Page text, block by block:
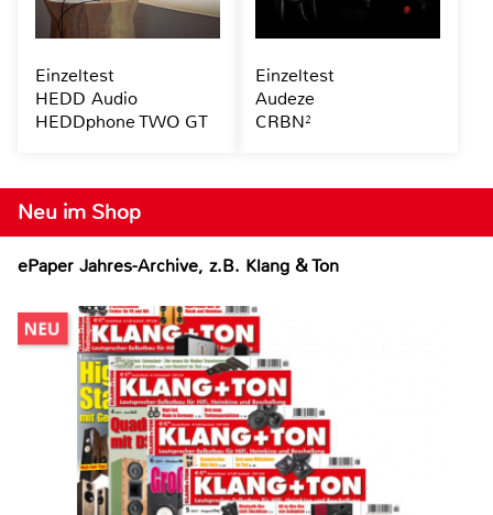
Neu im Shop
ePaper Jahres-Archive, z.B. Klang & Ton
Einzeltest
HEDD Audio
HEDDphone TWO GT
Einzeltest
Audeze
CRBN²